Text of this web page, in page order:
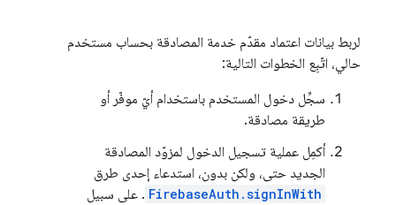
لربط بيانات اعتماد مقدّم خدمة المصادقة بحساب مستخدم
حالي، اتّبِع الخطوات التالية:
سجِّل دخول المستخدم باستخدام أيّ موفّر أو
طريقة مصادقة.
أكمِل عملية تسجيل الدخول لمزوّد المصادقة
الجديد حتى، ولكن بدون، استدعاء إحدى طرق
FirebaseAuth.signInWith . على سبيل